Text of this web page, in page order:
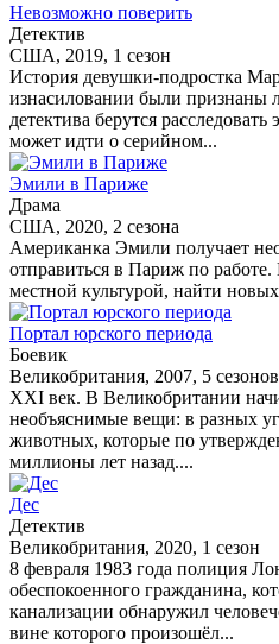
Невозможно поверить
Детектив
США, 2019, 1 сезон
История девушки-подростка
изнасиловании были
детектива берутся
может идти о серийном...
Эмили в Париже
Драма
США, 2020, 2 сезона
Американка Эмили получает
отправиться в Париж по работе.
местной культурой, найти
Портал юрского периода
Боевик
Великобритания, 2007, 5 сезонов
XXI век. В Великобритании
необъяснимые вещи: в разных
животных, которые по
миллионы лет назад....
Дес
Детектив
Великобритания, 2020, 1 сезон
8 февраля 1983 года полиция
обеспокоенного гражданина,
канализации обнаружил
вине которого произошёл...